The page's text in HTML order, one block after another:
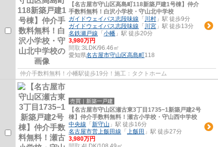
【名古屋市守山区高島町118新築戸建1号棟】仲介
手数料無料！白沢小学校・守山北中学校
ガイドウェイバス志段味線 「 川村 」駅 徒歩9分
ガイドウェイバス志段味線 「 川宮 」駅 徒歩13分
名鉄瀬戸線 「 小幡 」駅 徒歩20分
3,980万円
間取:3LDK/96.46㎡
愛知県名古屋市守山区高島町118
仲介手数料無料！小幡駅徒歩19分！施工：タクトホーム
売買｜新築一戸建
【名古屋市守山区瀬古東3丁目1735−1新築戸建2号
棟】仲介手数料無料！瀬古小学校・守山西中学校
中央線 「 新守山 」駅 徒歩16分
名古屋市営上飯田線 「 上飯田 」駅 徒歩27分
3,980万円